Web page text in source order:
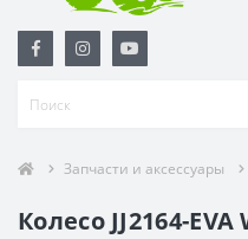
Запчасти и аксессуары
Колесо JJ2164-EVA